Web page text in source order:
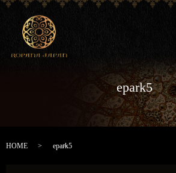
epark5
HOME epark5